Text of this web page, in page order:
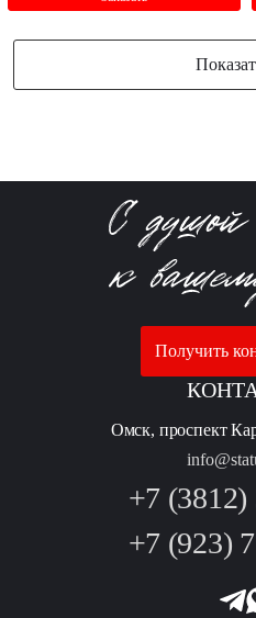
Получить
Омск, проспект
+7 (3812)
+7 (923)